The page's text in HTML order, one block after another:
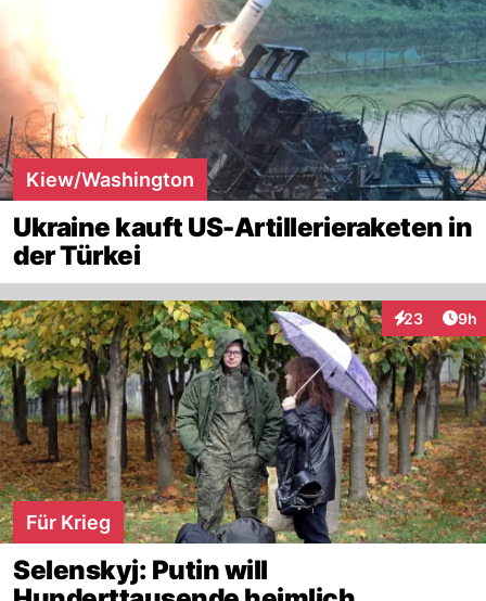
Kiew/Washington
Ukraine kauft US-Artillerieraketen in
der Türkei
23
Interaktionen
9h
Für Krieg
Selenskyj: Putin will